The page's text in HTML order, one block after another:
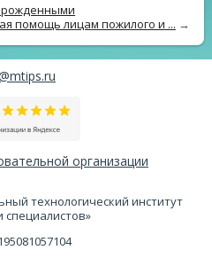
помощь лицам пожилого и ... →
организации
технологический институт
специалистов»